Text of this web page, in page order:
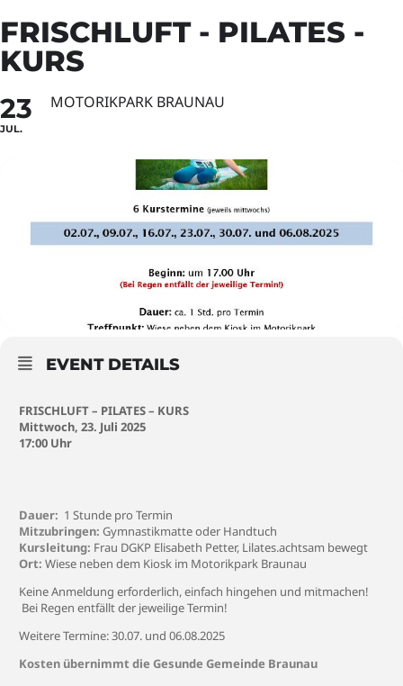
FRISCHLUFT - PILATES -
KURS
23
JUL.
MOTORIKPARK BRAUNAU
EVENT DETAILS
FRISCHLUFT – PILATES – KURS
Mittwoch, 23. Juli 2025
17:00 Uhr
Dauer: 1 Stunde pro Termin
Mitzubringen: Gymnastikmatte oder Handtuch
Kursleitung: Frau DGKP Elisabeth Petter, Lilates.achtsam bewegt
Ort: Wiese neben dem Kiosk im Motorikpark Braunau
Keine Anmeldung erforderlich, einfach hingehen und mitmachen!
Bei Regen entfällt der jeweilige Termin!
Weitere Termine: 30.07. und 06.08.2025
Kosten übernimmt die Gesunde Gemeinde Braunau